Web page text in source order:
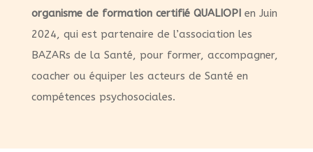
organisme de formation certifié QUALIOPIen Juin
2024, qui est partenaire de l’association les
BAZARs de la Santé, pour former, accompagner,
coacher ou équiper les acteurs de Santé en
compétences psychosociales.